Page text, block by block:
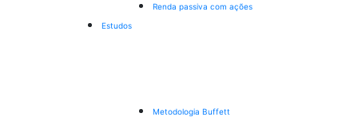
Renda passiva com ações
Estudos
Metodologia Buffett